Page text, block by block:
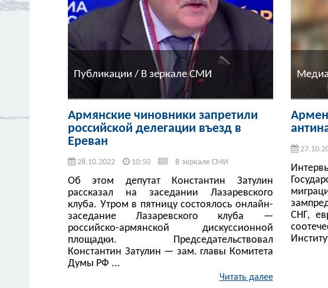
Публикации / В зеркале СМИ
Армянские чиновники запретили
российской делегации въезд в
Ереван
28.10.2022 10:50 В зеркале СМИ
Об этом депутат Константин Затулин
рассказал на заседании Лазаревского
клуба. Утром в пятницу состоялось онлайн-
заседание Лазаревского клуба —
российско-армянской дискуссионной
площадки. Председательствовал
Константин Затулин — зам. главы Комитета
Думы РФ ...
Читать далее
СНГ,